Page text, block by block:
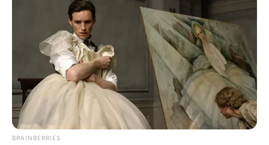
kényelmi pluszra, hanem a méltó megélhetéshez
szükséges alapokra vár.
BRAINBERRIES